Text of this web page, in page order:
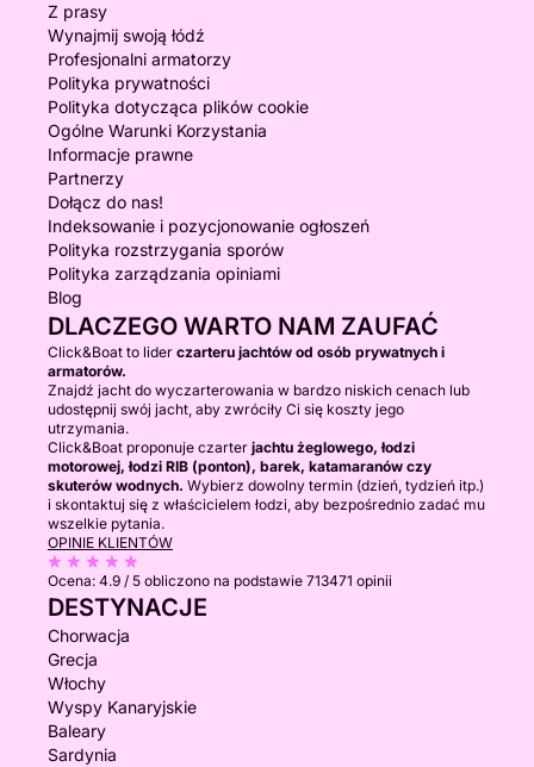
Z prasy
Wynajmij swoją łódź
Profesjonalni armatorzy
Polityka prywatności
Polityka dotycząca plików cookie
Ogólne Warunki Korzystania
Informacje prawne
Partnerzy
Dołącz do nas!
Indeksowanie i pozycjonowanie ogłoszeń
Polityka rozstrzygania sporów
Polityka zarządzania opiniami
Blog
DLACZEGO WARTO NAM ZAUFAĆ
Click&Boat to lider czarteru jachtów od osób prywatnych i
armatorów.
Znajdź jacht do wyczarterowania w bardzo niskich cenach lub
udostępnij swój jacht, aby zwróciły Ci się koszty jego
utrzymania.
Click&Boat proponuje czarter jachtu żeglowego, łodzi
motorowej, łodzi RIB (ponton), barek, katamaranów czy
skuterów wodnych. Wybierz dowolny termin (dzień, tydzień itp.)
i skontaktuj się z właścicielem łodzi, aby bezpośrednio zadać mu
wszelkie pytania.
OPINIE KLIENTÓW
Ocena: 4.9 / 5 obliczono na podstawie 713471 opinii
DESTYNACJE
Chorwacja
Grecja
Włochy
Wyspy Kanaryjskie
Baleary
Sardynia